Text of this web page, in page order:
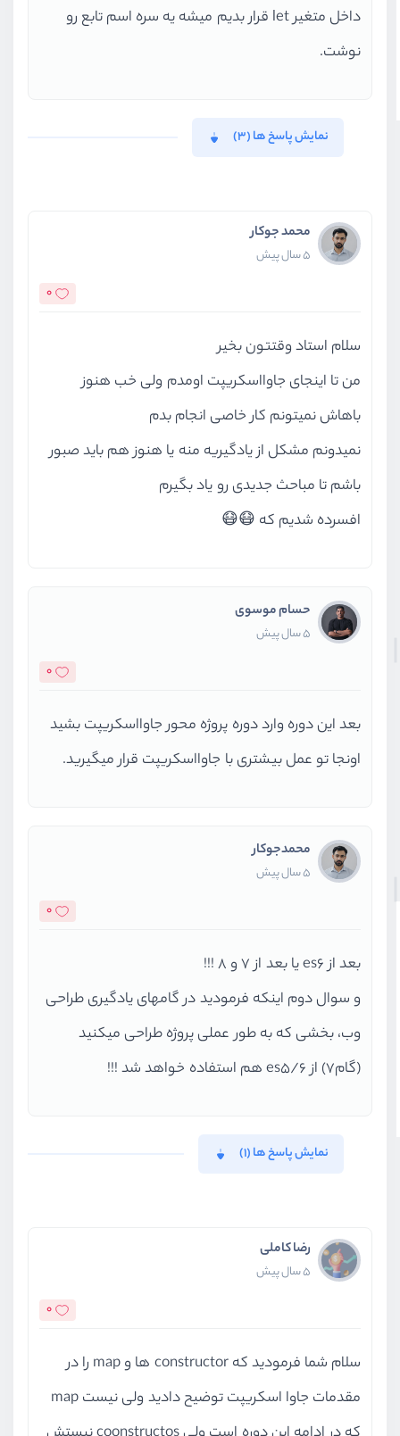
داخل متغیر let قرار بدیم میشه یه سره اسم تابع رو
نوشت.
نمایش پاسخ ها (3)
محمد جوکار
5 سال پیش
0
سلام استاد وقتتون بخیر
من تا اینجای جاوااسکریپت اومدم ولی خب هنوز
باهاش نمیتونم کار خاصی انجام بدم
نمیدونم مشکل از یادگیریه منه یا هنوز هم باید صبور
باشم تا مباحث جدیدی رو یاد بگیرم
افسرده شدیم که 😷😷
حسام موسوی
5 سال پیش
0
بعد این دوره وارد دوره پروژه محور جاوااسکریپت بشید
اونجا تو عمل بیشتری با جاوااسکریپت قرار میگیرید.
محمدجوکار
5 سال پیش
0
بعد از es6 یا بعد از 7 و 8 !!!
و سوال دوم اینکه فرمودید در گامهای یادگیری طراحی
وب، بخشی که به طور عملی پروژه طراحی میکنید
(گام7) از es5/6 هم استفاده خواهد شد !!!
نمایش پاسخ ها (1)
رضا کاملی
5 سال پیش
0
سلام شما فرمودید که constructor ها و map را در
مقدمات جاوا اسکریپت توضیح دادید ولی نیست map